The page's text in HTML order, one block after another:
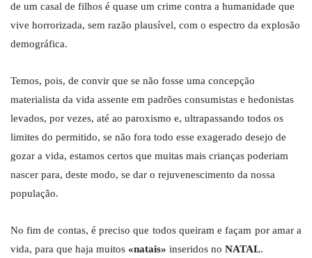
de um casal de filhos é quase um crime contra a humanidade que
vive horrorizada, sem razão plausível, com o espectro da explosão
demográfica.
Temos, pois, de convir que se não fosse uma concepção
materialista da vida assente em padrões consumistas e hedonistas
levados, por vezes, até ao paroxismo e, ultrapassando todos os
limites do permitido, se não fora todo esse exagerado desejo de
gozar a vida, estamos certos que muitas mais crianças poderiam
nascer para, deste modo, se dar o rejuvenescimento da nossa
população.
No fim de contas, é preciso que todos queiram e façam por amar a
vida, para que haja muitos «natais» inseridos no NATAL.